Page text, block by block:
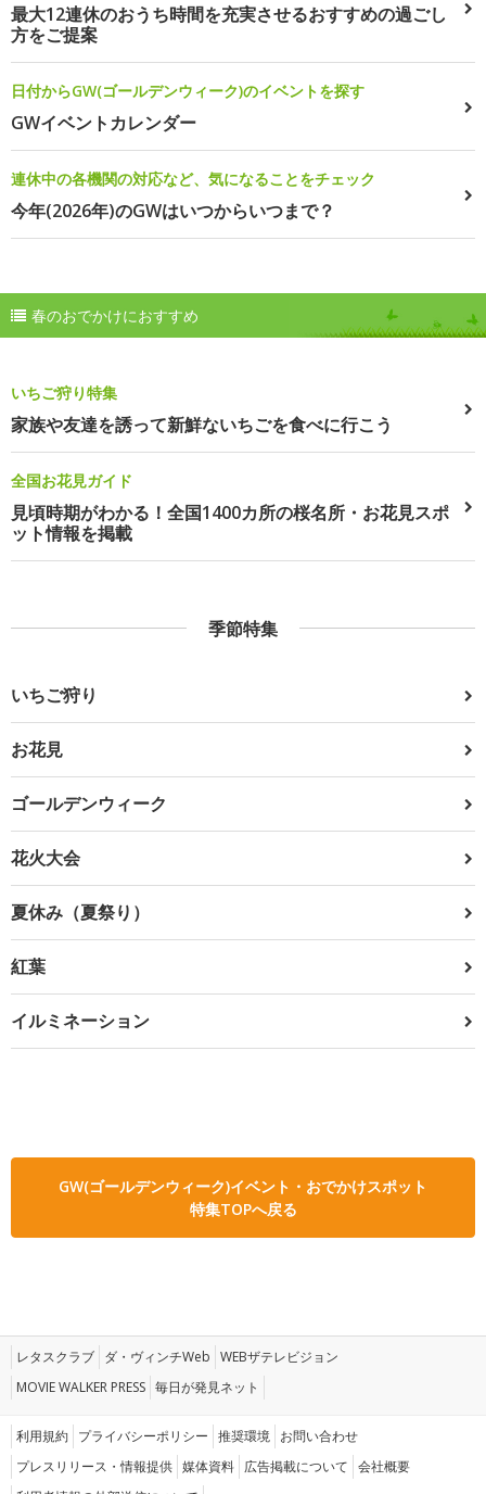
最大12連休のおうち時間を充実させるおすすめの過ごし
方をご提案
日付からGW(ゴールデンウィーク)のイベントを探す
GWイベントカレンダー
連休中の各機関の対応など、気になることをチェック
今年(2026年)のGWはいつからいつまで？
春のおでかけにおすすめ
いちご狩り特集
家族や友達を誘って新鮮ないちごを食べに行こう
全国お花見ガイド
見頃時期がわかる！全国1400カ所の桜名所・お花見スポ
ット情報を掲載
季節特集
いちご狩り
お花見
ゴールデンウィーク
花火大会
夏休み（夏祭り）
紅葉
イルミネーション
GW(ゴールデンウィーク)イベント・おでかけスポット
特集TOPへ戻る
レタスクラブ ダ・ヴィンチWeb WEBザテレビジョン
MOVIE WALKER PRESS 毎日が発見ネット
利用規約 プライバシーポリシー 推奨環境 お問い合わせ
プレスリリース・情報提供 媒体資料 広告掲載について 会社概要